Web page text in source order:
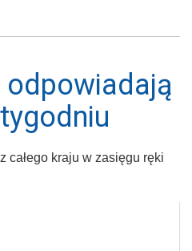
całego kraju w zasięgu ręki